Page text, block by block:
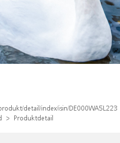
detail/index/isin/DE000WA5L223
Produktdetail